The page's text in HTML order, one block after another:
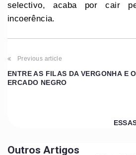
selectivo, acaba por cair
incoerência.
Previous article
ENTRE AS FILAS DA VERGONHA E
ERCADO NEGRO
Outros Artigos